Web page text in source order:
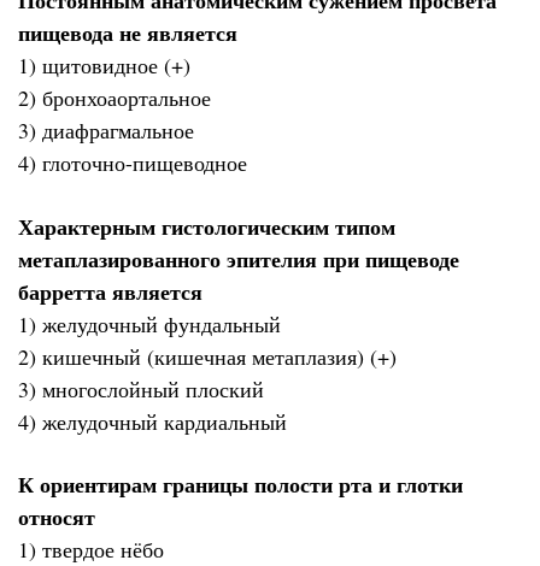
пищевода не является
1) щитовидное (+)
2) бронхоаортальное
3) диафрагмальное
4) глоточно-пищеводное
Характерным гистологическим типом
метаплазированного эпителия при пищеводе
барретта является
1) желудочный фундальный
2) кишечный (кишечная метаплазия) (+)
3) многослойный плоский
4) желудочный кардиальный
К ориентирам границы полости рта и глотки
относят
1) твердое нёбо